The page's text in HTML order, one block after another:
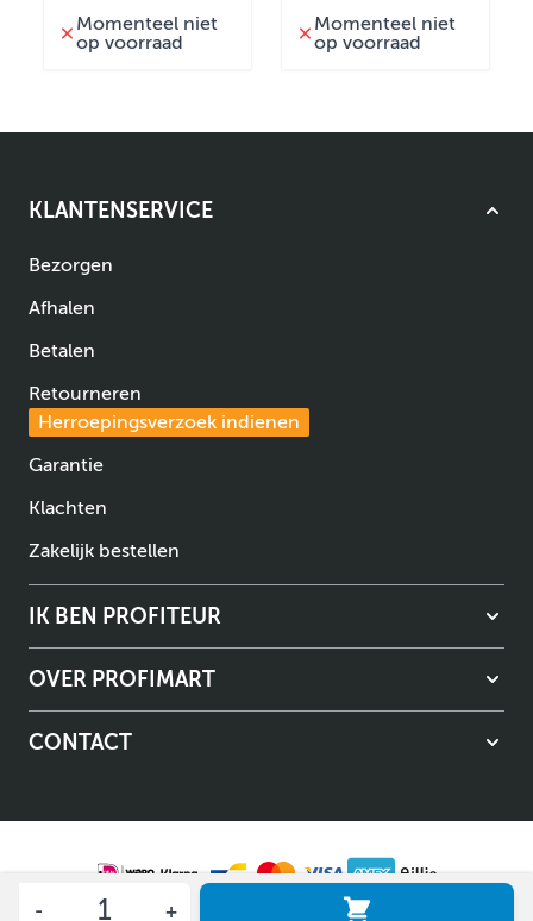
Momenteel niet
op voorraad
Momenteel niet
op voorraad
KLANTENSERVICE
Bezorgen
Afhalen
Betalen
Retourneren
Herroepingsverzoek indienen
Garantie
Klachten
Zakelijk bestellen
IK BEN PROFITEUR
OVER PROFIMART
CONTACT
Algemene voorwaarden Privacybeleid